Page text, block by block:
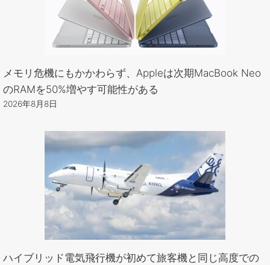
メモリ危機にもかかわらず、Appleは次期MacBook Neo
のRAMを50%増やす可能性がある
2026年8月8日
ハイブリッド電気飛行機が初めて旅客機と同じ高度での